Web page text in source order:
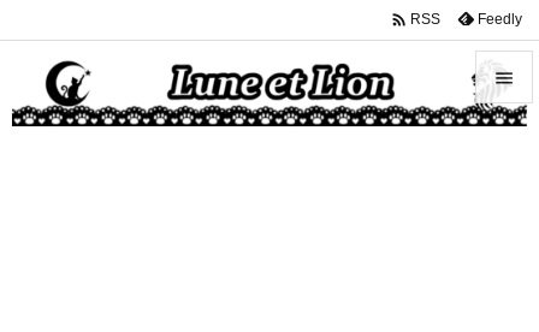


 RSS Feedly